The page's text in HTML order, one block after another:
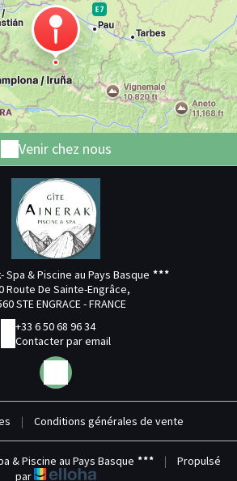
Venir chez nous
Spa & Piscine au Pays Basque
Route De Sainte-Engrâce,
STE ENGRACE - FRANCE
+33 6 50 68 96 34
Contacter par email
| Conditions générales de vente
& Piscine au Pays Basque |
Propulsé
par